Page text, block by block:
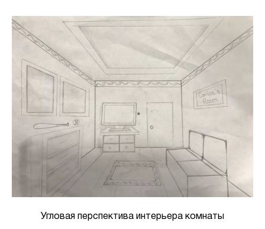
Угловая перспектива интерьера комнаты